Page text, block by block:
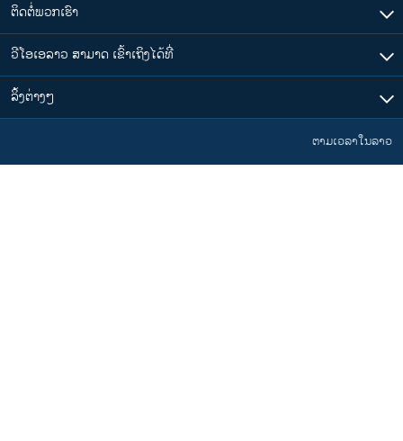
ຕິດຕໍ່ພວກເຮົາ
ວີໂອເອລາວ ສາມາດ ເຂົ້າເຖິງໄດ້ທີ່
​ລິ້ງ​ຕ່າງໆ
ຕາມເວລາໃນລາວ